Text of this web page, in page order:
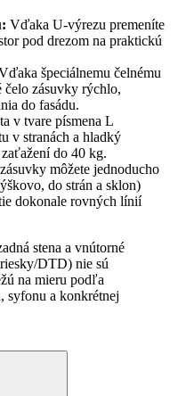
Vďaka U-výrezu premeníte
pod drezom na praktickú
špeciálnemu čelnému
čelo zásuvky rýchlo,
do fasádu.
v tvare písmena L
v stranách a hladký
do 40 kg.
môžete jednoducho
do strán a sklon)
dokonale rovných línií
stena a vnútorné
DTD) nie sú
na mieru podľa
syfonu a konkrétnej